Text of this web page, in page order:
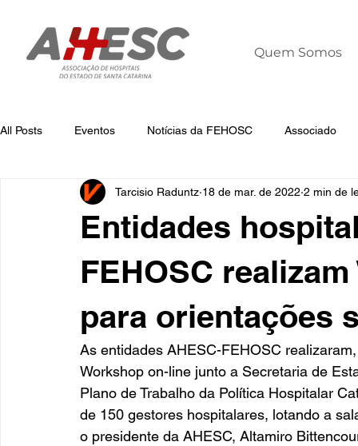
Quem Somos
All Posts Eventos Notícias da FEHOSC Associado
Notícias da AHESC Liderança Dia
Entidades
FEHOSC
para orientações
Tarcisio Raduntz 18 de mar. de 2022 2 min de
As entidades AHESC-FEHOSC
Workshop on-line junto a Secretaria de
Plano de Trabalho da Política Hospitalar
de 150 gestores hospitalares, lotando a
o presidente da AHESC, Altamiro